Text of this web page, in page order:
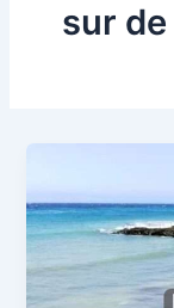
sur